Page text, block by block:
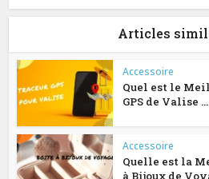
Articles
Accessoire
Quel est le
GPS de Valise ...
Accessoire
Quelle est la
à Bijoux de